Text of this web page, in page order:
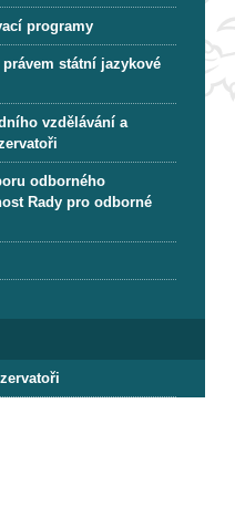
programy
státní jazykové
vzdělávání a
odborného
Rady pro odborné